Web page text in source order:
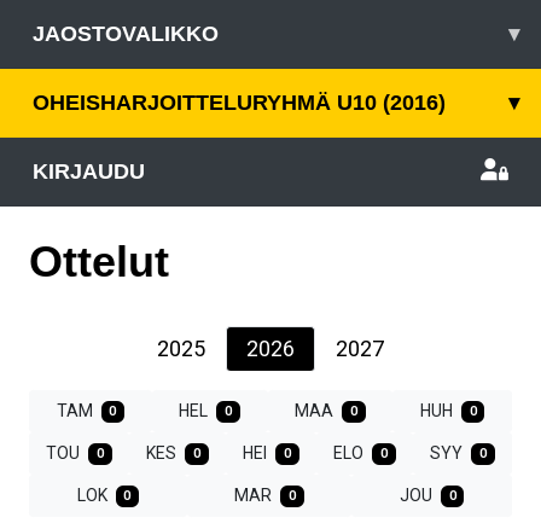
JAOSTOVALIKKO ▾
OHEISHARJOITTELURYHMÄ U10 (2016) ▾
KIRJAUDU
Ottelut
2025 2026 2027
TAM 0 HEL 0 MAA 0 HUH 0
TOU 0 KES 0 HEI 0 ELO 0 SYY 0
LOK 0 MAR 0 JOU 0